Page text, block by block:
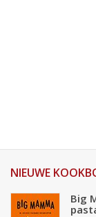
NIEUWE
Big